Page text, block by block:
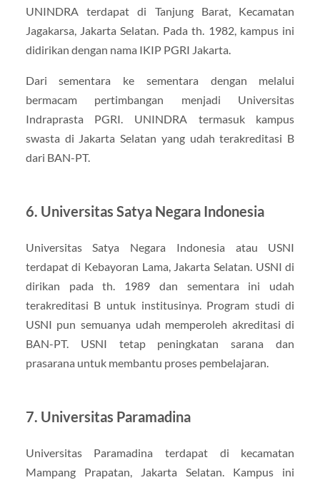
UNINDRA terdapat di Tanjung Barat, Kecamatan
Jagakarsa, Jakarta Selatan. Pada th. 1982, kampus ini
didirikan dengan nama IKIP PGRI Jakarta.
Dari sementara ke sementara dengan melalui
bermacam pertimbangan menjadi Universitas
Indraprasta PGRI. UNINDRA termasuk kampus
swasta di Jakarta Selatan yang udah terakreditasi B
dari BAN-PT.
6. Universitas Satya Negara Indonesia
Universitas Satya Negara Indonesia atau USNI
terdapat di Kebayoran Lama, Jakarta Selatan. USNI di
dirikan pada th. 1989 dan sementara ini udah
terakreditasi B untuk institusinya. Program studi di
USNI pun semuanya udah memperoleh akreditasi di
BAN-PT. USNI tetap peningkatan sarana dan
prasarana untuk membantu proses pembelajaran.
7. Universitas Paramadina
Universitas Paramadina terdapat di kecamatan
Mampang Prapatan, Jakarta Selatan. Kampus ini